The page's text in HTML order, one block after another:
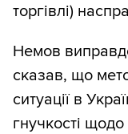
торгівлі)
Немов
сказав, що
ситуації в
гнучкості